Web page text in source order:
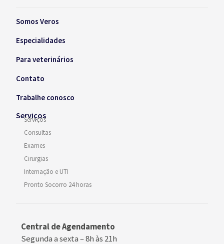
Somos Veros
Especialidades
Para veterinários
Contato
Trabalhe conosco
Serviços
Serviços
Consultas
Exames
Cirurgias
Internação e UTI
Pronto Socorro 24 horas
Central de Agendamento
Segunda a sexta –8h às 21h